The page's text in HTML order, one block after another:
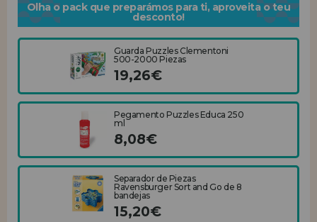
Olha o pack que preparámos para ti, aproveita o teu
desconto!
Guarda Puzzles Clementoni
500-2000 Piezas
19,26€
Pegamento Puzzles Educa 250
ml
8,08€
Separador de Piezas
Ravensburger Sort and Go de 8
bandejas
15,20€